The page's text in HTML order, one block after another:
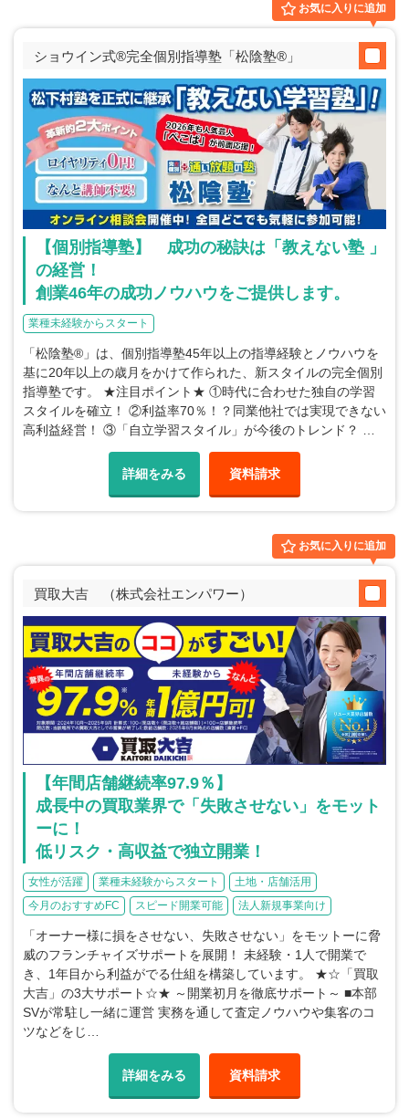
お気に入りに追加
ショウイン式®完全個別指導塾「松陰塾®」
【個別指導塾】 成功の秘訣は「教えない塾 」
の経営！
創業46年の成功ノウハウをご提供します。
業種未経験からスタート
「松陰塾®」は、個別指導塾45年以上の指導経験とノウハウを
基に20年以上の歳月をかけて作られた、新スタイルの完全個別
指導塾です。 ★注目ポイント★ ①時代に合わせた独自の学習
スタイルを確立！ ②利益率70％！？同業他社では実現できない
高利益経営！ ③「自立学習スタイル」が今後のトレンド？ …
詳細をみる 資料請求
お気に入りに追加
買取大吉 （株式会社エンパワー）
【年間店舗継続率97.9％】
成長中の買取業界で「失敗させない」をモット
ーに！
低リスク・高収益で独立開業！
女性が活躍 業種未経験からスタート
土地・店舗活用
今月のおすすめFC
スピード開業可能 法人新規事業向け
「オーナー様に損をさせない、失敗させない」をモットーに脅
威のフランチャイズサポートを展開！ 未経験・1人で開業で
き、1年目から利益がでる仕組を構築しています。 ★☆「買取
大吉」の3大サポート☆★ ～開業初月を徹底サポート～ ■本部
SVが常駐し一緒に運営 実務を通して査定ノウハウや集客のコ
ツなどをじ…
詳細をみる 資料請求